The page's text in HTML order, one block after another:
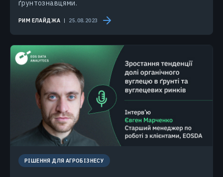
ґрунтознавцями.
РИМ ЕЛАЙДЖА 25.08.2023
РІШЕННЯ ДЛЯ АГРОБІЗНЕСУ